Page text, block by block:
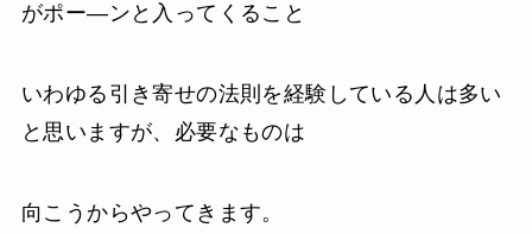
がポー―ンと入ってくること
いわゆる引き寄せの法則を経験している人は多い
と思いますが、必要なものは
向こうからやってきます。